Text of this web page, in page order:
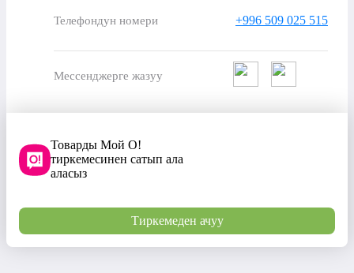
Телефондун номери +996 509 025 515
Мессенджерге жазуу
Товарды Мой О!
тиркемесинен сатып ала
аласыз
Тиркемеден ачуу